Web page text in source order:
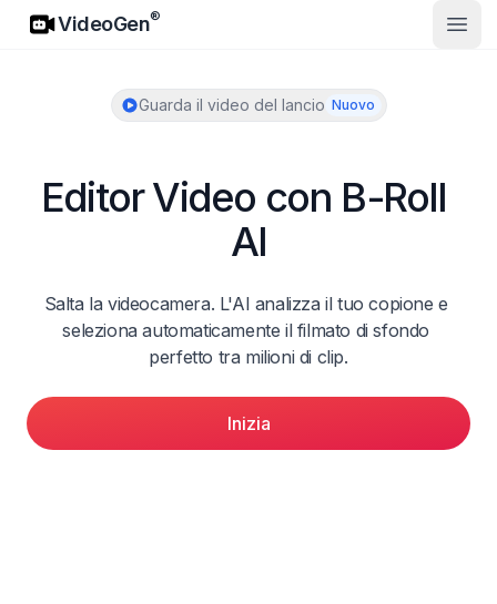
VideoGen
VideoGen®
Apri
Guarda il video del lancio Nuovo
Editor Video con B-Roll
AI
Salta la videocamera. L'AI analizza il tuo copione e
seleziona automaticamente il filmato di sfondo
perfetto tra milioni di clip.
Inizia